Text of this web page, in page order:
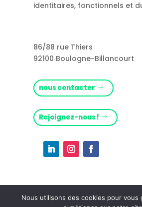
identitaires, fonctionnels et
86/88 rue Thiers
92100 Boulogne-Billancourt
nous contacter
Rejoignez-nous !
Nous utilisons des cookies pour vous